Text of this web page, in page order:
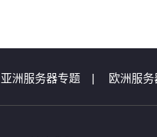
亚洲服务器专题 欧洲服务
服务器问题 | 域名问题集锦